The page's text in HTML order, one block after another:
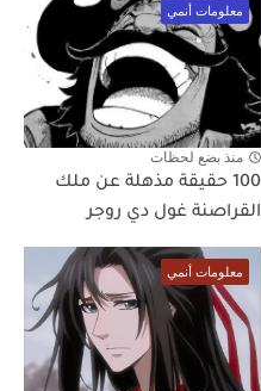
معلومات أنمي
منذ بضع لحظات
100 حقيقة مذهلة عن ملك
القراصنة غول دي روجر
معلومات أنمي